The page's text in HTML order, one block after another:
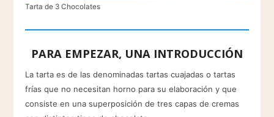
Tarta de 3 Chocolates
PARA EMPEZAR, UNA INTRODUCCIÓN
La tarta es de las denominadas tartas cuajadas o tartas
frías que no necesitan horno para su elaboración y que
consiste en una superposición de tres capas de cremas